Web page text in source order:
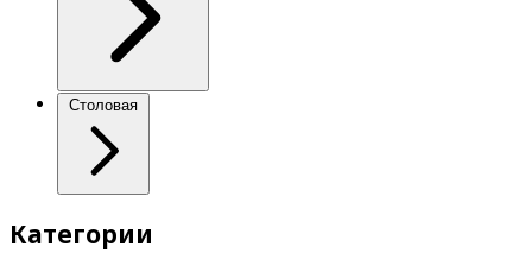
Столовая
Категории